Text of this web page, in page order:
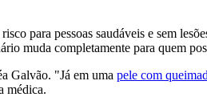
para pessoas saudáveis e sem
muda completamente para quem
Galvão. "Já em uma pele com
médica.